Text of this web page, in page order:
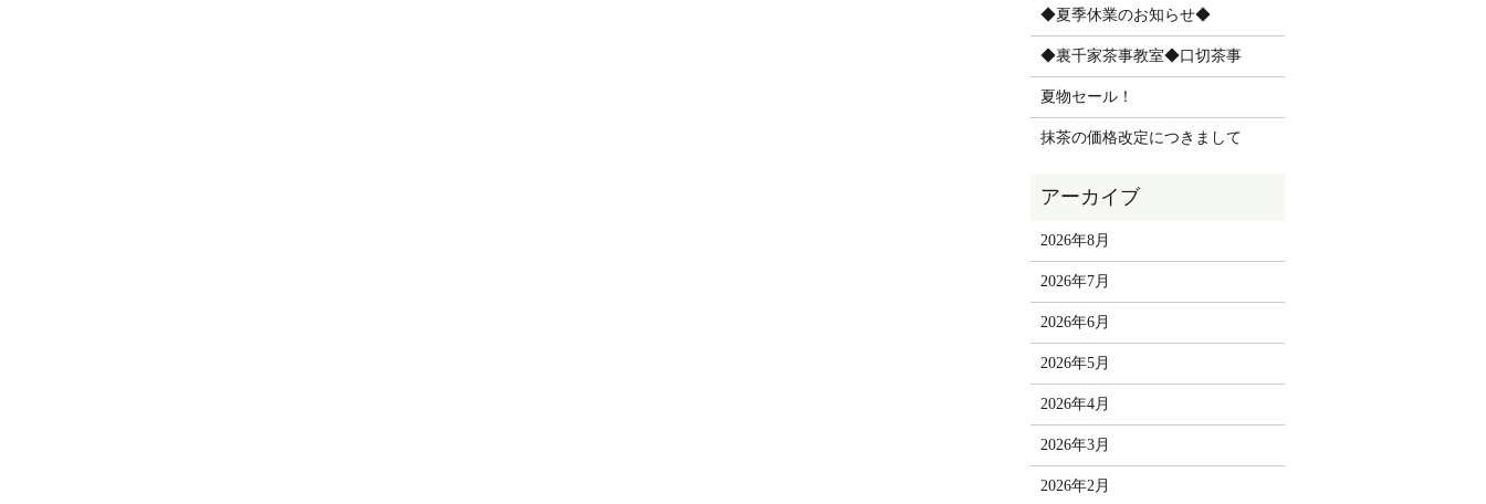
◆夏季休業のお知らせ◆
◆裏千家茶事教室◆口切茶事
夏物セール！
抹茶の価格改定につきまして
2026年8月
2026年7月
2026年6月
2026年5月
2026年4月
2026年3月
2026年2月